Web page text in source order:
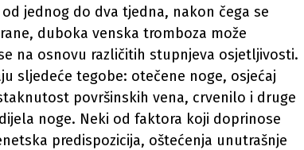
jednog do dva tjedna, nakon čega se
duboka venska tromboza može
na osnovu različitih stupnjeva osjetljivosti.
sljedeće tegobe: otečene noge, osjećaj
površinskih vena, crvenilo i druge
noge. Neki od faktora koji doprinose
predispozicija, oštećenja unutrašnje